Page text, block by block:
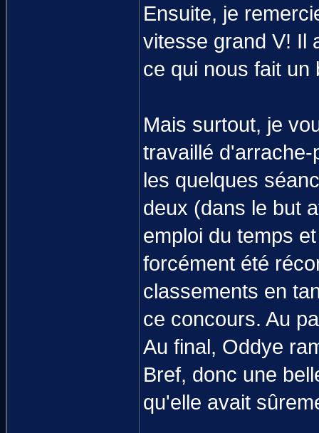
Ensuite, je
vitesse grand V! Il
ce qui nous fait un
Mais surtout, je
travaillé
les quelques
deux (dans le but
emploi du temps
forcément été
classements en
ce concours. Au
Au final, Oddye
Bref, donc une
qu'elle avait